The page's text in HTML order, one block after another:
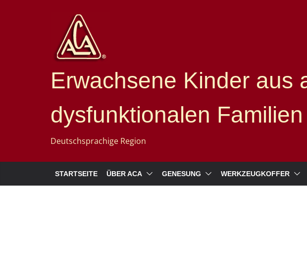
Erwachsene Kinder aus
dysfunktionalen Familien
Deutschsprachige Region
STARTSEITE ÜBER ACA GENESUNG WERKZEUGKOFFER